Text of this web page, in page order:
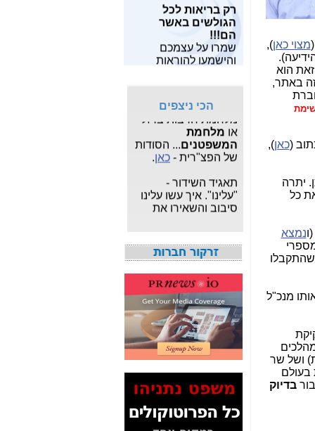
מצוי כאן),
הוא
באתר,
(כאן),
יתרה
כל
נמצא
מנכ"ל
ושל שר
בעולם
בדיוק
מאות מחקרים
מצוייםכאן.
מחפש תוכנות
חופשיות? תוכל
לפרטייםותוכנות
לצילום ותמונות, הכל
בחינם.
מעוניין לבנות ולתפעל
אתר אישי או עסקי
הגולשים באשר
הם!!!
שמרו על עצמכם
והישמעו להוראות
פיקוד העורף!!
הכי ניצפים
שלו?-כאן
פרשת "
הסודי ": עדכונים
שוטפים על פרשת
צא"פ -כאן.
מלחמת חרבות ברזל
אומלחמת
המשפטנים
של הפצ"רית - כאן.
"עלינו". איך עשו עלינו
סיבוב והשאירו את
אגרת הטלוויזיה - כאן
מגהרץ יש בחיבור
LTE? מי ספק הסלולר
המהיר בישראל? -כאן
חשיפת מה שאילנה
דיין לא פרסמה ב"ערוץ
2" על תעלולי השר
משה כחלון -כאן
המשך חשיפת הבלוף
ששמו "מהפיכת
הסלולר" ואיך מסרסים
כאן